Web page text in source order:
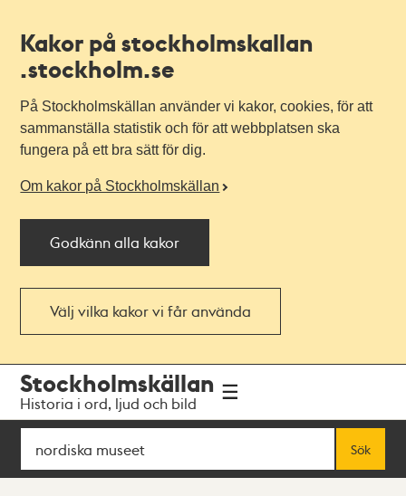
Kakor på stockholmskallan
.stockholm.se
På Stockholmskällan använder vi kakor, cookies, för att
sammanställa statistik och för att webbplatsen ska
fungera på ett bra sätt för dig.
Om kakor på Stockholmskällan
Godkänn alla kakor
Välj vilka kakor vi får använda
navigationen
huvudinnehållet
Stockholmskällan
Historia i ord, ljud och bild
Sök
Sök